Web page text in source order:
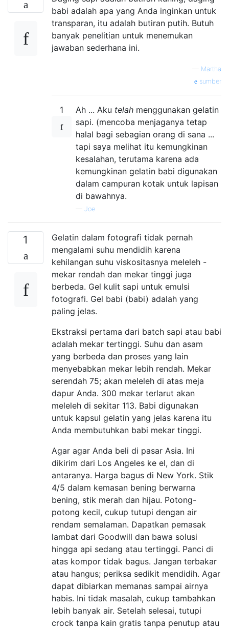
babi adalah apa yang Anda inginkan untuk
transparan, itu adalah butiran putih. Butuh
banyak penelitian untuk menemukan
jawaban sederhana ini.
— Martha
sumber
1 Ah ... Aku telah menggunakan gelatin
sapi. (mencoba menjaganya tetap
halal bagi sebagian orang di sana ...
tapi saya melihat itu kemungkinan
kesalahan, terutama karena ada
kemungkinan gelatin babi digunakan
dalam campuran kotak untuk lapisan
di bawahnya.
— Joe
1
Gelatin dalam fotografi tidak pernah
mengalami suhu mendidih karena
kehilangan suhu viskositasnya meleleh -
mekar rendah dan mekar tinggi juga
berbeda. Gel kulit sapi untuk emulsi
fotografi. Gel babi (babi) adalah yang
paling jelas.
Ekstraksi pertama dari batch sapi atau babi
adalah mekar tertinggi. Suhu dan asam
yang berbeda dan proses yang lain
menyebabkan mekar lebih rendah. Mekar
serendah 75; akan meleleh di atas meja
dapur Anda. 300 mekar terlarut akan
meleleh di sekitar 113. Babi digunakan
untuk kapsul gelatin yang jelas karena itu
Anda membutuhkan babi mekar tinggi.
Agar agar Anda beli di pasar Asia. Ini
dikirim dari Los Angeles ke el, dan di
antaranya. Harga bagus di New York. Stik
4/5 dalam kemasan bening berwarna
bening, stik merah dan hijau. Potong-
potong kecil, cukup tutupi dengan air
rendam semalaman. Dapatkan pemasak
lambat dari Goodwill dan bawa solusi
hingga api sedang atau tertinggi. Panci di
atas kompor tidak bagus. Jangan terbakar
atau hangus; periksa sedikit mendidih. Agar
dapat dibiarkan memanas sampai airnya
habis. Ini tidak masalah, cukup tambahkan
lebih banyak air. Setelah selesai, tutupi
crock tanpa kain gratis tanpa penutup atau